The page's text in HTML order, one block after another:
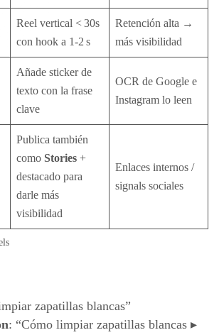
Reel vertical < 30s
con hook a 1‑2 s
Retención alta →
más visibilidad
Añade sticker de
texto con la frase
clave
OCR de Google e
Instagram lo leen
Publica también
como Stories +
destacado para
darle más
visibilidad
Enlaces internos /
signals sociales
zapatillas blancas”
: “Cómo limpiar zapatillas blancas ▸